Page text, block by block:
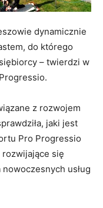
dynamicznie
do którego
– twierdzi w
z rozwojem
jaki jest
Pro Progressio
się
usług